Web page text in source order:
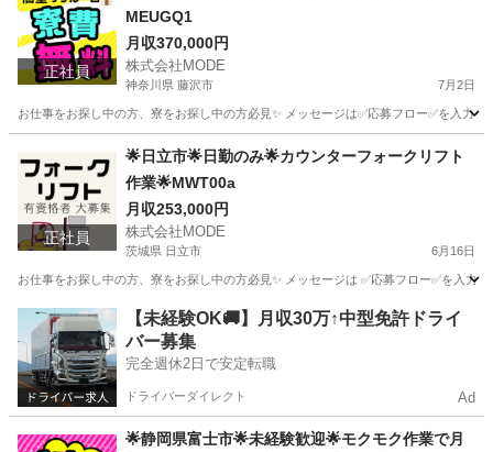
正社員
MEUGQ1
月収370,000円
株式会社MODE
神奈川県 藤沢市 7月2日
お仕事をお探し中の方、寮をお探し中の方必見✨ メッセージは✅応募フロー✅を入力
その他 未経験
正社員
🌟日立市🌟日勤のみ🌟カウンターフォークリフト
作業🌟MWT00a
月収253,000円
株式会社MODE
茨城県 日立市 6月16日
お仕事をお探し中の方、寮をお探し中の方必見✨ メッセージは ✅応募フロー✅を入
茨城 日立市 その他 未経験
【未経験OK🚚】月収30万↑中型免許ドライ
バー募集
完全週休2日で安定転職
ドライバーダイレクト Ad
🌟静岡県富士市🌟未経験歓迎🌟モクモク作業で月